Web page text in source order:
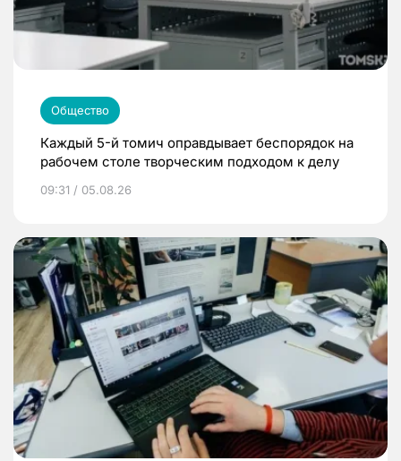
Общество
Каждый 5-й томич оправдывает беспорядок на
рабочем столе творческим подходом к делу
09:31 / 05.08.26